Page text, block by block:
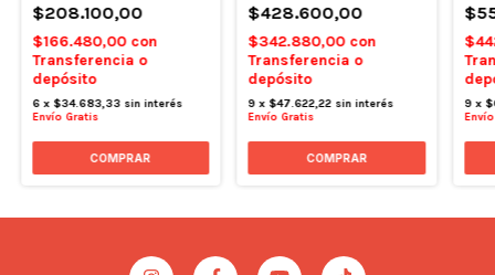
$208.100,00
$166.480,00 con
Transferencia o
depósito
6 x $34.683,33 sin interés
Envío Gratis
$428.600,00
$342.880,00 con
Transferencia o
depósito
9 x$47.622,22 sin interés
Envío Gratis
9 x